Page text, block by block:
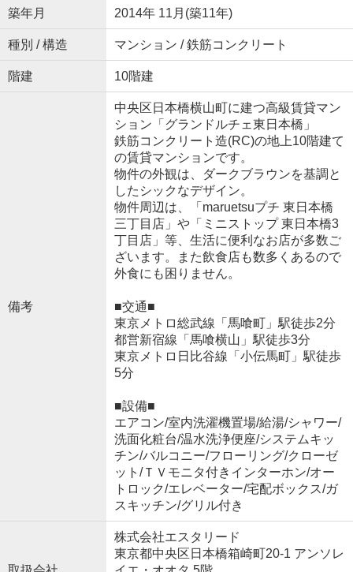
築年月 2014年 11月(築11年)
種別 / 構造 マンション / 鉄筋コンクリート
階建 10階建
備考
中央区日本橋横山町に建つ高級賃貸マン
ション「グランドルチェ東日本橋」
鉄筋コンクリート造(RC)の地上10階建て
の賃貸マンションです。
物件の外観は、ダークブラウンを基調と
したシックなデザイン。
物件周辺は、「maruetsuプチ 東日本橋
三丁目店」や「ミニストップ 東日本橋3
丁目店」等、生活に便利なお店が多数ご
ざいます。また飲食店も数多くあるので
外食にも困りません。
■交通■
東京メトロ総武線「馬喰町」駅徒歩2分
都営新宿線「馬喰横山」駅徒歩3分
東京メトロ日比谷線「小伝馬町」駅徒歩
5分
■設備■
エアコン/室内洗濯機置場/給湯/シャワー/
洗面化粧台/温水洗浄便座/システムキッ
チン/バルコニー/フローリング/クローゼ
ット/ＴＶモニタ付きインターホン/オー
トロック/エレベーター/宅配ボックス/ガ
スキッチン/グリル付き
株式会社エスタリード
東京都中央区日本橋箱崎町20-1 アンソレ